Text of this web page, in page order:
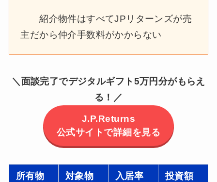
紹介物件はすべてJPリターンズが売
主だから仲介手数料がかからない
＼面談完了でデジタルギフト5万円分がもらえ
る！／
J.P.Returns
公式サイトで詳細を見る
所有物
対象物
入居率 投資額